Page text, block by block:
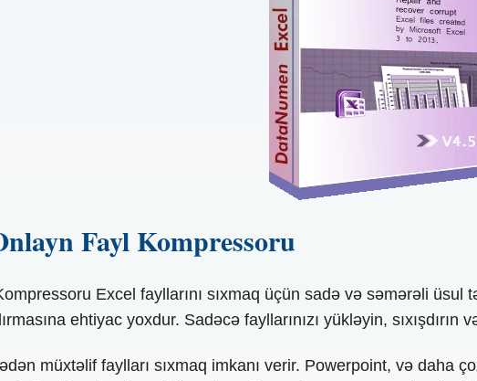
Fayl Kompressoru
Excel fayllarını sıxmaq üçün sadə və səmərəli üsul
ehtiyac yoxdur. Sadəcə fayllarınızı yükləyin, sıxışdırın
müxtəlif faylları sıxmaq imkanı verir. Powerpoint, və daha